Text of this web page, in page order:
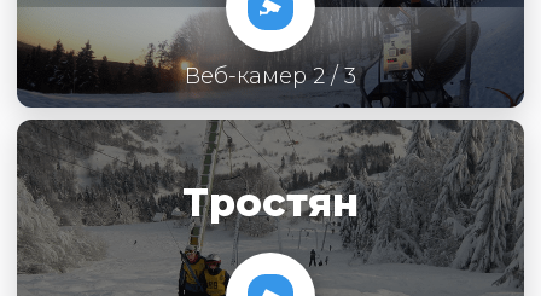
Веб-камер 2 / 3
Тростян